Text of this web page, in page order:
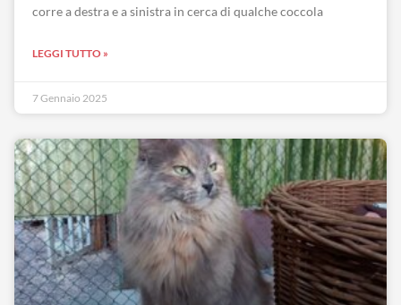
corre a destra e a sinistra in cerca di qualche coccola
LEGGI TUTTO »
7 Gennaio 2025